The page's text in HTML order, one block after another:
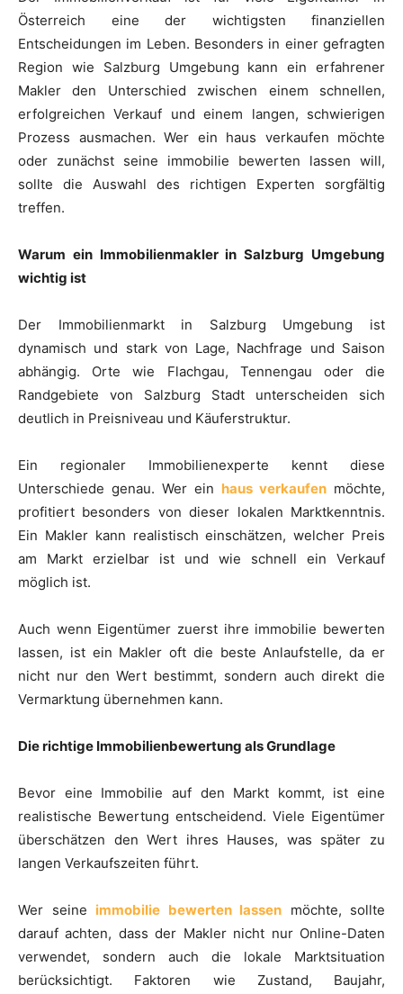
Österreich eine der wichtigsten finanziellen
Entscheidungen im Leben. Besonders in einer gefragten
Region wie Salzburg Umgebung kann ein erfahrener
Makler den Unterschied zwischen einem schnellen,
erfolgreichen Verkauf und einem langen, schwierigen
Prozess ausmachen. Wer ein haus verkaufen möchte
oder zunächst seine immobilie bewerten lassen will,
sollte die Auswahl des richtigen Experten sorgfältig
treffen.
Warum ein Immobilienmakler in Salzburg Umgebung
wichtig ist
Der Immobilienmarkt in Salzburg Umgebung ist
dynamisch und stark von Lage, Nachfrage und Saison
abhängig. Orte wie Flachgau, Tennengau oder die
Randgebiete von Salzburg Stadt unterscheiden sich
deutlich in Preisniveau und Käuferstruktur.
Ein regionaler Immobilienexperte kennt diese
Unterschiede genau. Wer ein haus verkaufen möchte,
profitiert besonders von dieser lokalen Marktkenntnis.
Ein Makler kann realistisch einschätzen, welcher Preis
am Markt erzielbar ist und wie schnell ein Verkauf
möglich ist.
Auch wenn Eigentümer zuerst ihre immobilie bewerten
lassen, ist ein Makler oft die beste Anlaufstelle, da er
nicht nur den Wert bestimmt, sondern auch direkt die
Vermarktung übernehmen kann.
Die richtige Immobilienbewertung als Grundlage
Bevor eine Immobilie auf den Markt kommt, ist eine
realistische Bewertung entscheidend. Viele Eigentümer
überschätzen den Wert ihres Hauses, was später zu
langen Verkaufszeiten führt.
Wer seine immobilie bewerten lassen möchte, sollte
darauf achten, dass der Makler nicht nur Online-Daten
verwendet, sondern auch die lokale Marktsituation
berücksichtigt. Faktoren wie Zustand, Baujahr,